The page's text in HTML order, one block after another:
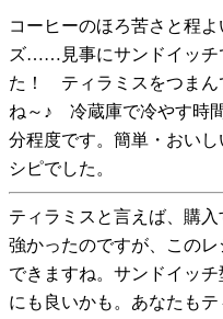
コーヒーのほろ苦さと程
ズ……見事にサンドイッチ
た！ ティラミスをつまん
ね～♪ 冷蔵庫で冷やす時
分程度です。簡単・おい
シピでした。
ティラミスと言えば、購
強かったのですが、この
できますね。サンドイッ
にも良いかも。あなたも